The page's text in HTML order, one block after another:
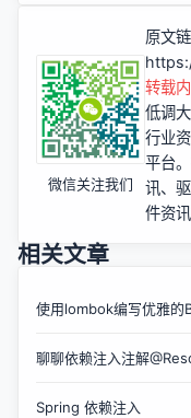
微信关注我们
原文链
转载
低调
行业
平台
讯、
件资
相关文章
使用lombok编写优雅的
聊聊依赖注入注解
Spring 依赖注入